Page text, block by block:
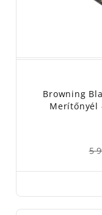
Browning
Merítőnyél
5